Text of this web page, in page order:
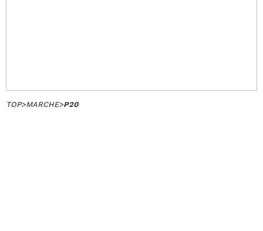
TOP>MARCHE>P20